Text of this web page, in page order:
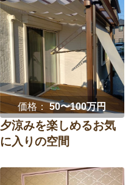
価格：50〜100万円
夕涼みを楽しめるお気
に入りの空間